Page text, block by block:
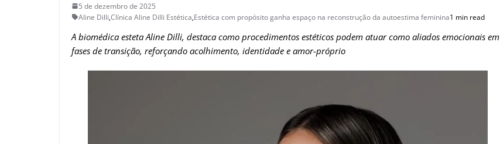
5 de dezembro de 2025
Aline Dilli,Clínica Aline Dilli Estética,Estética com propósito ganha espaço na reconstrução da autoestima feminina1 min read
A biomédica esteta Aline Dilli, destaca como procedimentos estéticos podem atuar como aliados emocionais em
fases de transição, reforçando acolhimento, identidade e amor-próprio